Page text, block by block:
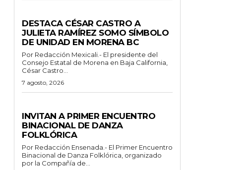
DESTACA CÉSAR CASTRO A
JULIETA RAMÍREZ SOMO SÍMBOLO
DE UNIDAD EN MORENA BC
Por Redacción Mexicali.- El presidente del
Consejo Estatal de Morena en Baja California,
César Castro...
7 agosto, 2026
INVITAN A PRIMER ENCUENTRO
BINACIONAL DE DANZA
FOLKLÓRICA
Por Redacción Ensenada.- El Primer Encuentro
Binacional de Danza Folklórica, organizado
por la Compañía de...